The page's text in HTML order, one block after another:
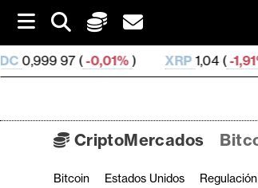
i
p
t
) XRP1,04 ( -1,91%) SOL
CriptoMercados
Bitcoin Estados Unidos Regulación